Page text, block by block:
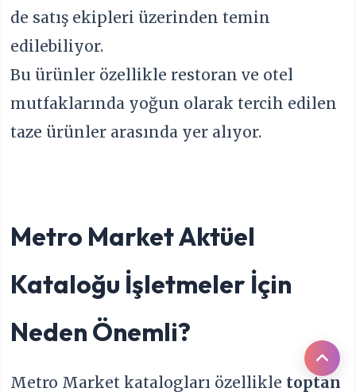
de satış ekipleri üzerinden temin
edilebiliyor.
Bu ürünler özellikle restoran ve otel
mutfaklarında yoğun olarak tercih edilen
taze ürünler arasında yer alıyor.
Metro Market Aktüel
Kataloğu İşletmeler İçin
Neden Önemli?
Metro Market katalogları özellikle toptan